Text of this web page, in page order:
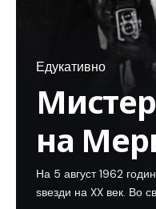
Едукативно
на
На 5 август 1962
ѕвезди на XX век. Во